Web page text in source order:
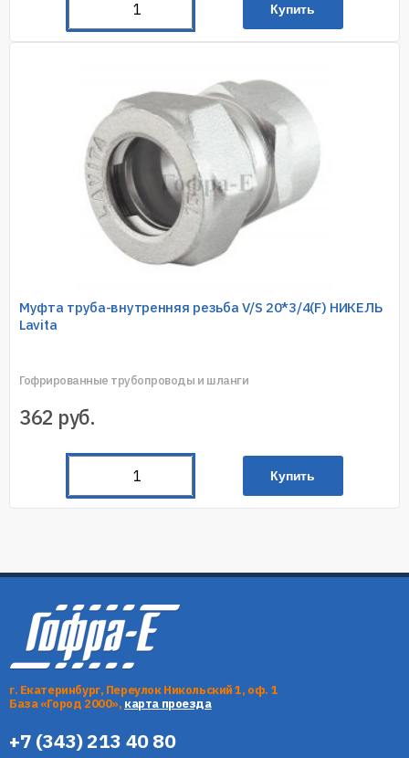
Купить
Муфта труба-внутренняя резьба V/S 20*3/4(F) НИКЕЛЬ
Lavita
Гофрированные трубопроводы и шланги
362 руб.
Купить
г. Екатеринбург, Переулок Никольский 1, оф. 1
База «Город 2000», карта проезда
+7 (343) 213 40 80